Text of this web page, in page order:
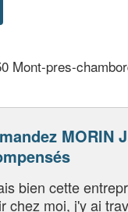
Mont-pres-
MORIN
bien cette
chez moi, j'y ai